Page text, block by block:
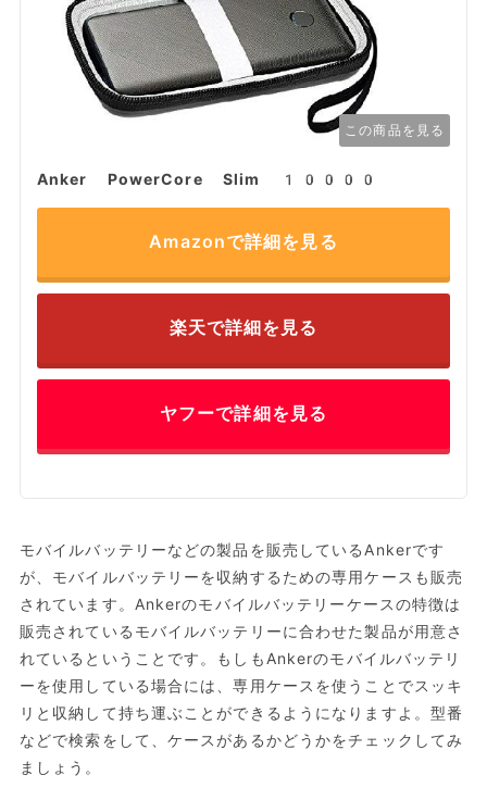
この商品を見る
Anker PowerCore Slim 10000
Amazonで詳細を見る
楽天で詳細を見る
ヤフーで詳細を見る
モバイルバッテリーなどの製品を販売しているAnkerです
が、モバイルバッテリーを収納するための専用ケースも販売
されています。Ankerのモバイルバッテリーケースの特徴は
販売されているモバイルバッテリーに合わせた製品が用意さ
れているということです。もしもAnkerのモバイルバッテリ
ーを使用している場合には、専用ケースを使うことでスッキ
リと収納して持ち運ぶことができるようになりますよ。型番
などで検索をして、ケースがあるかどうかをチェックしてみ
ましょう。